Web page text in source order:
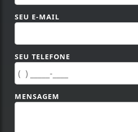
SEU E-MAIL
SEU TELEFONE
MENSAGEM